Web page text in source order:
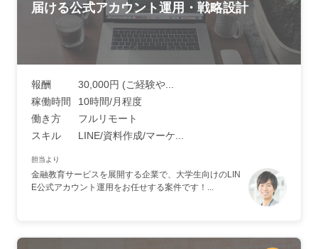
届ける公式アカウント運用・戦略設計
報酬
30,000円 (ご経験や...
稼働時間
10時間/月程度
働き方
フルリモート
スキル
LINE/資料作成/マーケ...
担当より
金融教育サービスを展開する企業で、大学生向けのLIN
E公式アカウント運用をお任せする案件です！...